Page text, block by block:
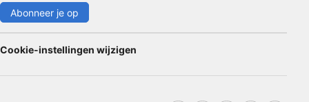
Abonneer je op
Cookie-instellingen wijzigen